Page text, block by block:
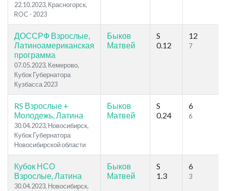
22.10.2023, Красногорск,
ROC - 2023
ДОССРФ Взрослые,
Латиноамериканская
программа
07.05.2023, Кемерово,
Кубок Губернатора
Кузбасса 2023
Быков
Матвей
S
0.12
12
7
RS Взрослые +
Молодежь, Латина
30.04.2023, Новосибирск,
Кубок Губернатора
Новосибирской области
Быков
Матвей
S
0.24
6
6
Кубок НСО
Взрослые, Латина
30.04.2023, Новосибирск,
Быков
Матвей
S
1.3
6
3